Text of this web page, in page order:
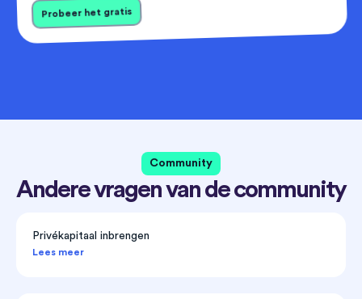
Probeer het gratis
Community
Andere vragen van de community
Privékapitaal inbrengen
Lees meer